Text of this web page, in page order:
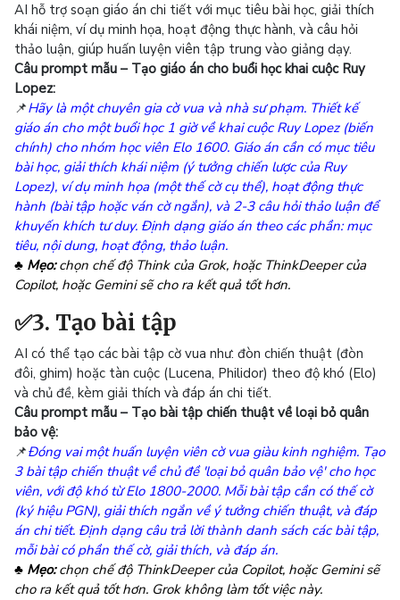
AI hỗ trợ soạn giáo án chi tiết với mục tiêu bài học, giải thích
khái niệm, ví dụ minh họa, hoạt động thực hành, và câu hỏi
thảo luận, giúp huấn luyện viên tập trung vào giảng dạy.
Câu prompt mẫu – Tạo giáo án cho buổi học khai cuộc Ruy
Lopez:
📌Hãy là một chuyên gia cờ vua và nhà sư phạm. Thiết kế
giáo án cho một buổi học 1 giờ về khai cuộc Ruy Lopez (biến
chính) cho nhóm học viên Elo 1600. Giáo án cần có mục tiêu
bài học, giải thích khái niệm (ý tưởng chiến lược của Ruy
Lopez), ví dụ minh họa (một thế cờ cụ thể), hoạt động thực
hành (bài tập hoặc ván cờ ngắn), và 2-3 câu hỏi thảo luận để
khuyến khích tư duy. Định dạng giáo án theo các phần: mục
tiêu, nội dung, hoạt động, thảo luận.
♣ Mẹo:chọn chế độ Think của Grok, hoặc ThinkDeeper của
Copilot, hoặc Gemini sẽ cho ra kết quả tốt hơn.
✅3. Tạo bài tập
AI có thể tạo các bài tập cờ vua như: đòn chiến thuật (đòn
đôi, ghim) hoặc tàn cuộc (Lucena, Philidor) theo độ khó (Elo)
và chủ đề, kèm giải thích và đáp án chi tiết.
Câu prompt mẫu – Tạo bài tập chiến thuật về loại bỏ quân
bảo vệ:
📌Đóng vai một huấn luyện viên cờ vua giàu kinh nghiệm. Tạo
3 bài tập chiến thuật về chủ đề 'loại bỏ quân bảo vệ' cho học
viên, với độ khó từ Elo 1800-2000. Mỗi bài tập cần có thế cờ
(ký hiệu PGN), giải thích ngắn về ý tưởng chiến thuật, và đáp
án chi tiết. Định dạng câu trả lời thành danh sách các bài tập,
mỗi bài có phần thế cờ, giải thích, và đáp án.
♣ Mẹo:chọn chế độ ThinkDeeper của Copilot, hoặc Gemini sẽ
cho ra kết quả tốt hơn. Grok không làm tốt việc này.